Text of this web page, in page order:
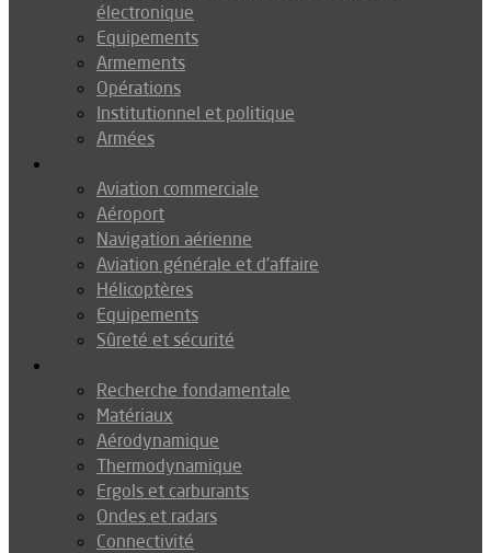
électronique
Equipements
Armements
Opérations
Institutionnel et politique
Armées
Aviation commerciale
Aéroport
Navigation aérienne
Aviation générale et d’affaire
Hélicoptères
Equipements
Sûreté et sécurité
Recherche fondamentale
Matériaux
Aérodynamique
Thermodynamique
Ergols et carburants
Ondes et radars
Connectivité